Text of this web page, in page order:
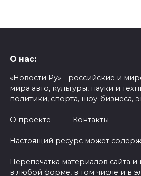
О нас:
«Новости Ру» - российские и
мира авто, культуры, науки и
политики, спорта, шоу-бизнеса,
О проекте Контакты
Настоящий ресурс может
Перепечатка материалов сайта и
в любой форме, в том числе и в